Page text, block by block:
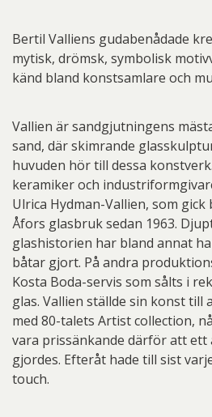
Bertil Valliens gudabenådade
mytisk, drömsk, symbolisk
känd bland konstsamlare och
Vallien är sandgjutningens
sand, där skimrande
huvuden hör till dessa
keramiker och
Ulrica Hydman-Vallien, som
Åfors glasbruk sedan 1963.
glashistorien har bland annat
båtar gjort. På andra
Kosta Boda-servis som sålts i
glas. Vallien ställde sin konst till
med 80-talets Artist collection,
vara prissänkande därför att
gjordes. Efteråt hade till sist
touch.